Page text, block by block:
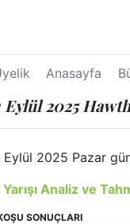
Anasayfa
Eylül 2025
Eylül 2025 Pazar
Analiz ve
SONUÇLARI